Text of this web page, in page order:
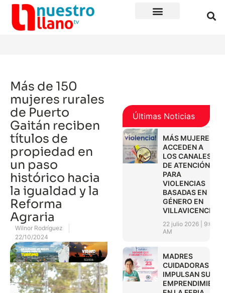
Más de 150
mujeres rurales
de Puerto
Gaitán reciben
títulos de
propiedad en
un paso
histórico hacia
la igualdad y la
Reforma
Agraria
Wilnor Rodríguez
22/10/2024
Últimas Noticias
MÁS MUJERES
ACCEDEN A
LOS CANALES
DE ATENCIÓN
PARA
VIOLENCIAS
BASADAS EN
GÉNERO EN
VILLAVICENCIO
22 julio 2026
9:01
AM
MADRES
CUIDADORAS
IMPULSAN SUS